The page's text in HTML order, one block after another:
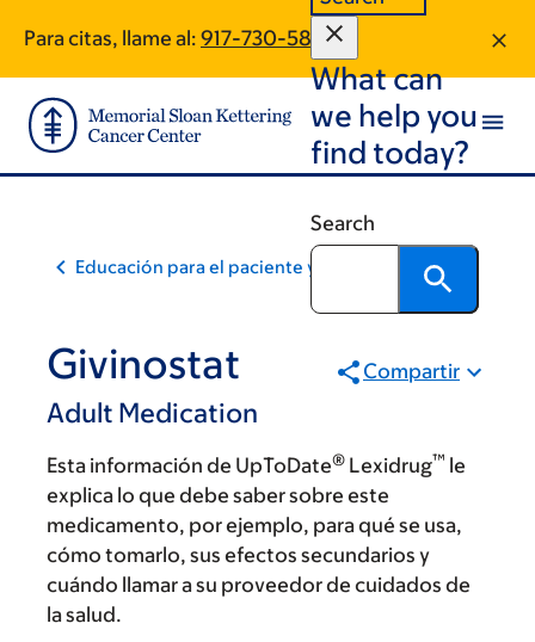
main
content
footer
Para citas, llame al: 917-730-5845
What can
we help you
find today?
Search
Educación para el paciente y la comunidad
Givinostat
Adult Medication
Compartir
Esta información de UpToDate® Lexidrug™ le
explica lo que debe saber sobre este
medicamento, por ejemplo, para qué se usa,
cómo tomarlo, sus efectos secundarios y
cuándo llamar a su proveedor de cuidados de
la salud.